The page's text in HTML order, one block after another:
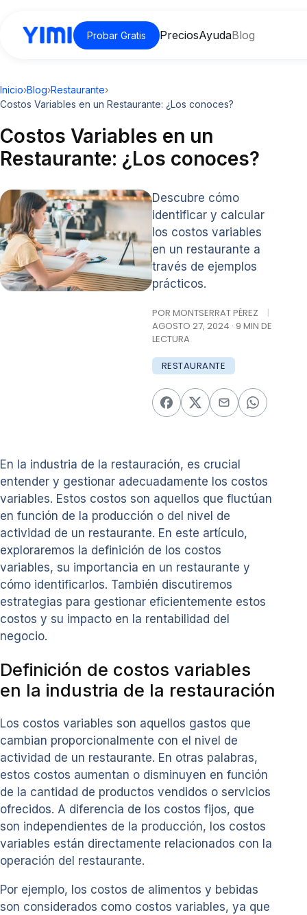
Probar Gratis PreciosAyudaBlog
Inicio›Blog›Restaurante›
Costos Variables en un Restaurante: ¿Los conoces?
Costos Variables en un
Restaurante: ¿Los conoces?
Descubre cómo
identificar y calcular
los costos variables
en un restaurante a
través de ejemplos
prácticos.
POR MONTSERRAT PÉREZ
|
AGOSTO 27, 2024 · 9 MIN DE
LECTURA
RESTAURANTE
En la industria de la restauración, es crucial
entender y gestionar adecuadamente los costos
variables. Estos costos son aquellos que fluctúan
en función de la producción o del nivel de
actividad de un restaurante. En este artículo,
exploraremos la definición de los costos
variables, su importancia en un restaurante y
cómo identificarlos. También discutiremos
estrategias para gestionar eficientemente estos
costos y su impacto en la rentabilidad del
negocio.
Definición de costos variables
en la industria de la restauración
Los costos variables son aquellos gastos que
cambian proporcionalmente con el nivel de
actividad de un restaurante. En otras palabras,
estos costos aumentan o disminuyen en función
de la cantidad de productos vendidos o servicios
ofrecidos. A diferencia de los costos fijos, que
son independientes de la producción, los costos
variables están directamente relacionados con la
operación del restaurante.
Por ejemplo, los costos de alimentos y bebidas
son considerados como costos variables, ya que